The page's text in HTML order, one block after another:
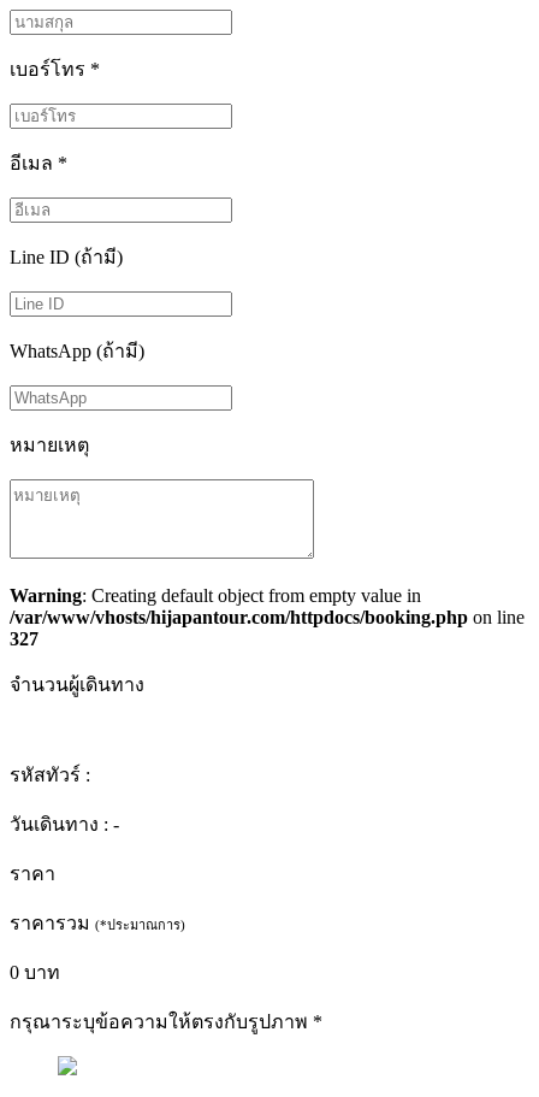
เบอร์โทร *
อีเมล *
Line ID (ถ้ามี)
WhatsApp (ถ้ามี)
หมายเหตุ
Warning: Creating default object from empty value in
/var/www/vhosts/hijapantour.com/httpdocs/booking.php on line
327
จำนวนผู้เดินทาง
รหัสทัวร์ :
วันเดินทาง : -
ราคา
ราคารวม (*ประมาณการ)
0 บาท
กรุณาระบุข้อความให้ตรงกับรูปภาพ *